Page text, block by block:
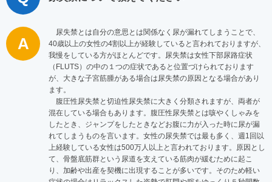
尿失禁とは自分の意思とは関係なく尿が漏れてしまうことで、
40歳以上の女性の4割以上が経験していると言われておりますが、
我慢をしている方がほとんどです。尿失禁は女性下部尿路症状
（FLUTS）の中の１つの症状であると位置づけられております
が、大きな子宮筋腫がある場合は尿失禁の原因となる場合があり
ます。
腹圧性尿失禁と切迫性尿失禁に大きく分類されますが、両者が
混在している場合もあります。腹圧性尿失禁とは咳やくしゃみを
したとき、ジャンプをしたときなどお腹に力が入った時に尿が漏
れてしまうものを言います。女性の尿失禁では最も多く、週1回以
上経験している女性は500万人以上と言われております。原因とし
て、骨盤底筋群という尿道を支えている筋肉が緩むために起こ
り、加齢や出産を契機に出現することが多いです。そのため軽い